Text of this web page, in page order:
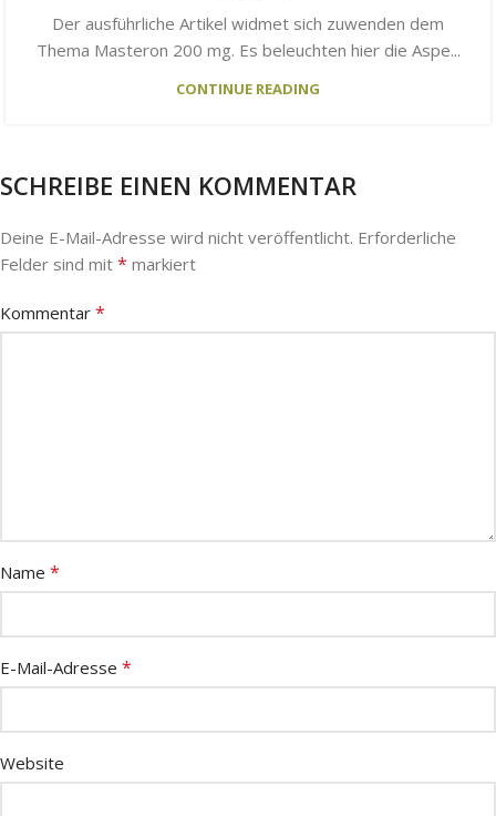
Der ausführliche Artikel widmet sich zuwenden dem
Thema Masteron 200 mg. Es beleuchten hier die Aspe...
CONTINUE READING
SCHREIBE EINEN KOMMENTAR
Deine E-Mail-Adresse wird nicht veröffentlicht. Erforderliche
Felder sind mit * markiert
Kommentar *
Name *
E-Mail-Adresse *
Website